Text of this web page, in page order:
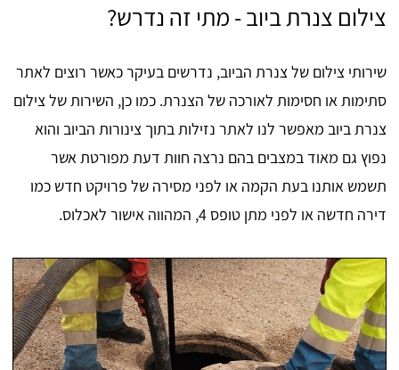
צילום צנרת ביוב - מתי זה נדרש?
שירותי צילום של צנרת הביוב, נדרשים בעיקר כאשר רוצים לאתר
סתימות או חסימות לאורכה של הצנרת. כמו כן, השירות של צילום
צנרת ביוב מאפשר לנו לאתר נזילות בתוך צינורות הביוב והוא
נפוץ גם מאוד במצבים בהם נרצה חוות דעת מפורטת אשר
תשמש אותנו בעת הקמה או לפני מסירה של פרויקט חדש כמו
דירה חדשה או לפני מתן טופס 4, המהווה אישור לאכלוס.